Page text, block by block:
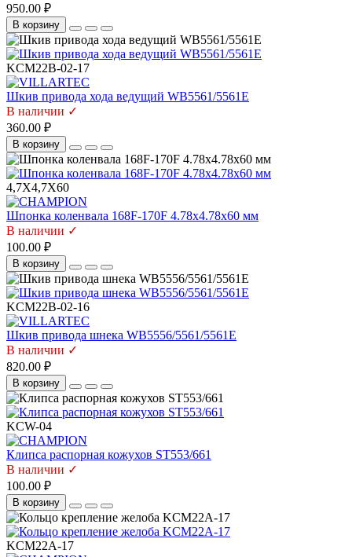
950.00 ₽
В корзину
KCM22B-02-17
Шкив привода хода ведущий WB5561/5561E
В наличии ✓
360.00 ₽
В корзину
4,7X4,7X60
Шпонка коленвала 168F-170F 4.78х4.78х60 мм
В наличии ✓
100.00 ₽
В корзину
KCM22B-02-16
Шкив привода шнека WB5556/5561/5561E
В наличии ✓
820.00 ₽
В корзину
KCW-04
Клипса распорная кожухов ST553/661
В наличии ✓
100.00 ₽
В корзину
KCM22A-17